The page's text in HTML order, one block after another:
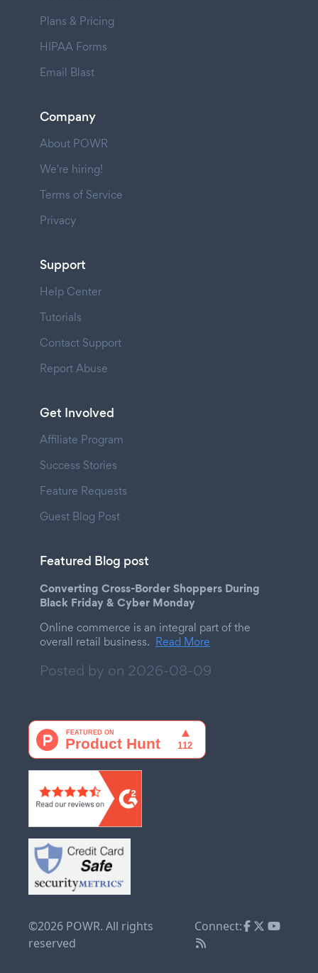
Plans & Pricing
HIPAA Forms
Email Blast
Company
About POWR
We're hiring!
Terms of Service
Privacy
Support
Help Center
Tutorials
Contact Support
Report Abuse
Get Involved
Affiliate Program
Success Stories
Feature Requests
Guest Blog Post
Featured Blog post
Converting Cross-Border Shoppers During
Black Friday & Cyber Monday
Online commerce is an integral part of the
overall retail business. Read More
Posted by on 2026-08-09
©2026 POWR. All rights
reserved
Connect: